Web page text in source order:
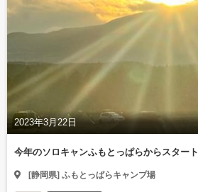
2023年3月22日
今年のソロキャンふもとっぱらからスタート
[静岡県] ふもとっぱらキャンプ場